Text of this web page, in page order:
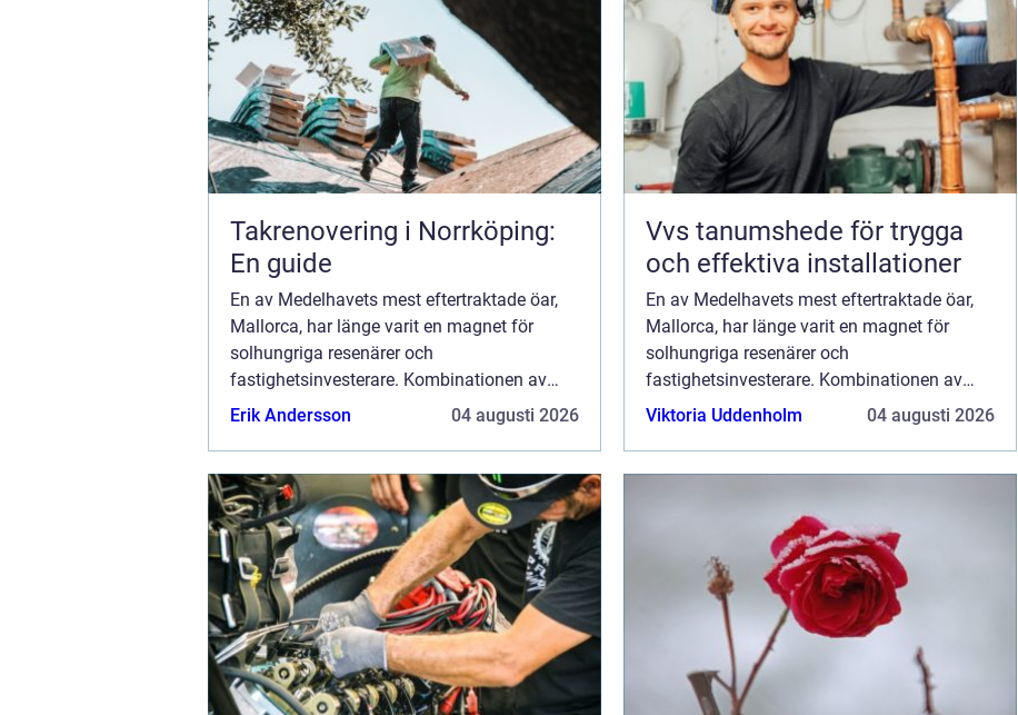
Takrenovering i Norrköping:
En guide
En av Medelhavets mest eftertraktade öar,
Mallorca, har länge varit en magnet för
solhungriga resenärer och
fastighetsinvesterare. Kombinationen av
strålande stränder, pittoreska byar och
Erik Andersson 04 augusti 2026
Vvs tanumshede för trygga
och effektiva installationer
En av Medelhavets mest eftertraktade öar,
Mallorca, har länge varit en magnet för
solhungriga resenärer och
fastighetsinvesterare. Kombinationen av
strålande stränder, pittoreska byar och
Viktoria Uddenholm 04 augusti 2026